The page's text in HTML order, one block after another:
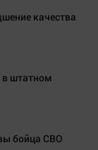
качества
в штатном
бойца СВО